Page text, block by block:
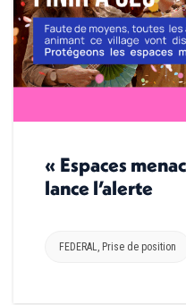
« Espaces
lance l’alerte
FEDERAL Prise de position